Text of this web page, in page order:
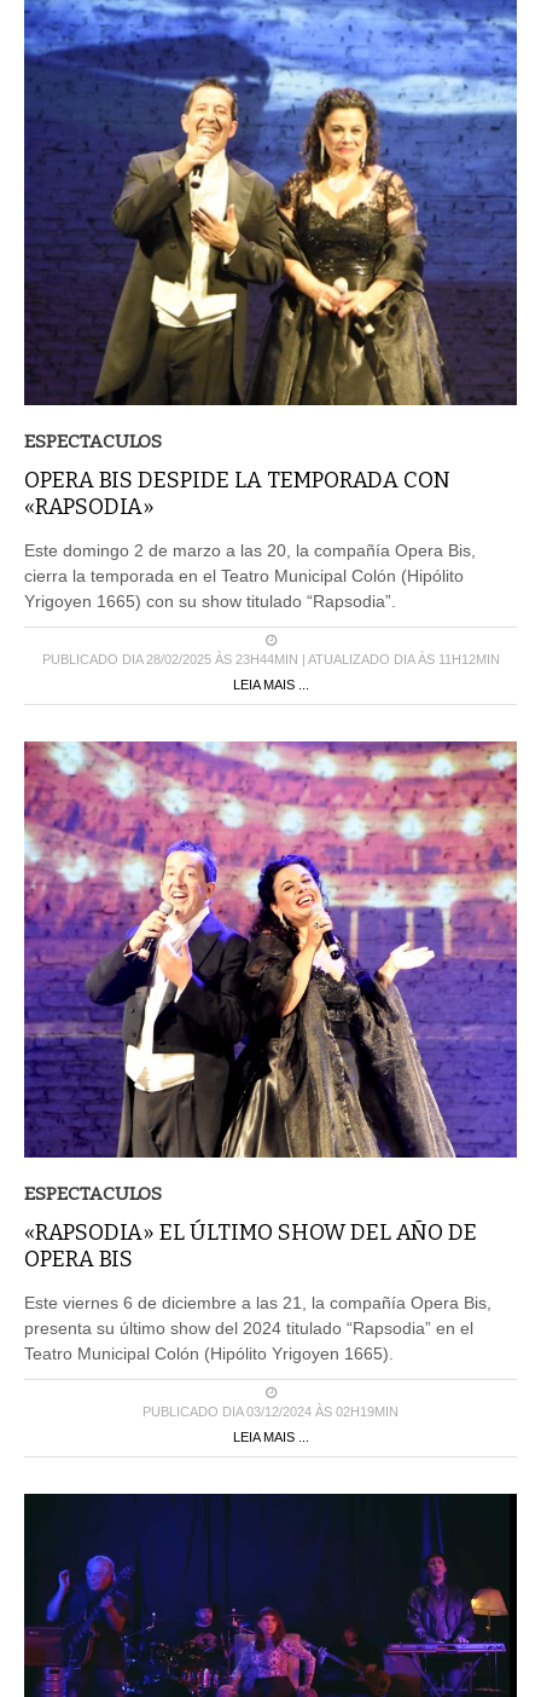
ESPECTACULOS
OPERA BIS DESPIDE LA TEMPORADA CON
«RAPSODIA»
Este domingo 2 de marzo a las 20, la compañía Opera Bis,
cierra la temporada en el Teatro Municipal Colón (Hipólito
Yrigoyen 1665) con su show titulado “Rapsodia”.
PUBLICADO DIA 28/02/2025 ÀS 23H44MIN | ATUALIZADO DIA ÀS 11H12MIN
LEIA MAIS ...
ESPECTACULOS
«RAPSODIA» EL ÚLTIMO SHOW DEL AÑO DE
OPERA BIS
Este viernes 6 de diciembre a las 21, la compañía Opera Bis,
presenta su último show del 2024 titulado “Rapsodia” en el
Teatro Municipal Colón (Hipólito Yrigoyen 1665).
PUBLICADO DIA 03/12/2024 ÀS 02H19MIN
LEIA MAIS ...